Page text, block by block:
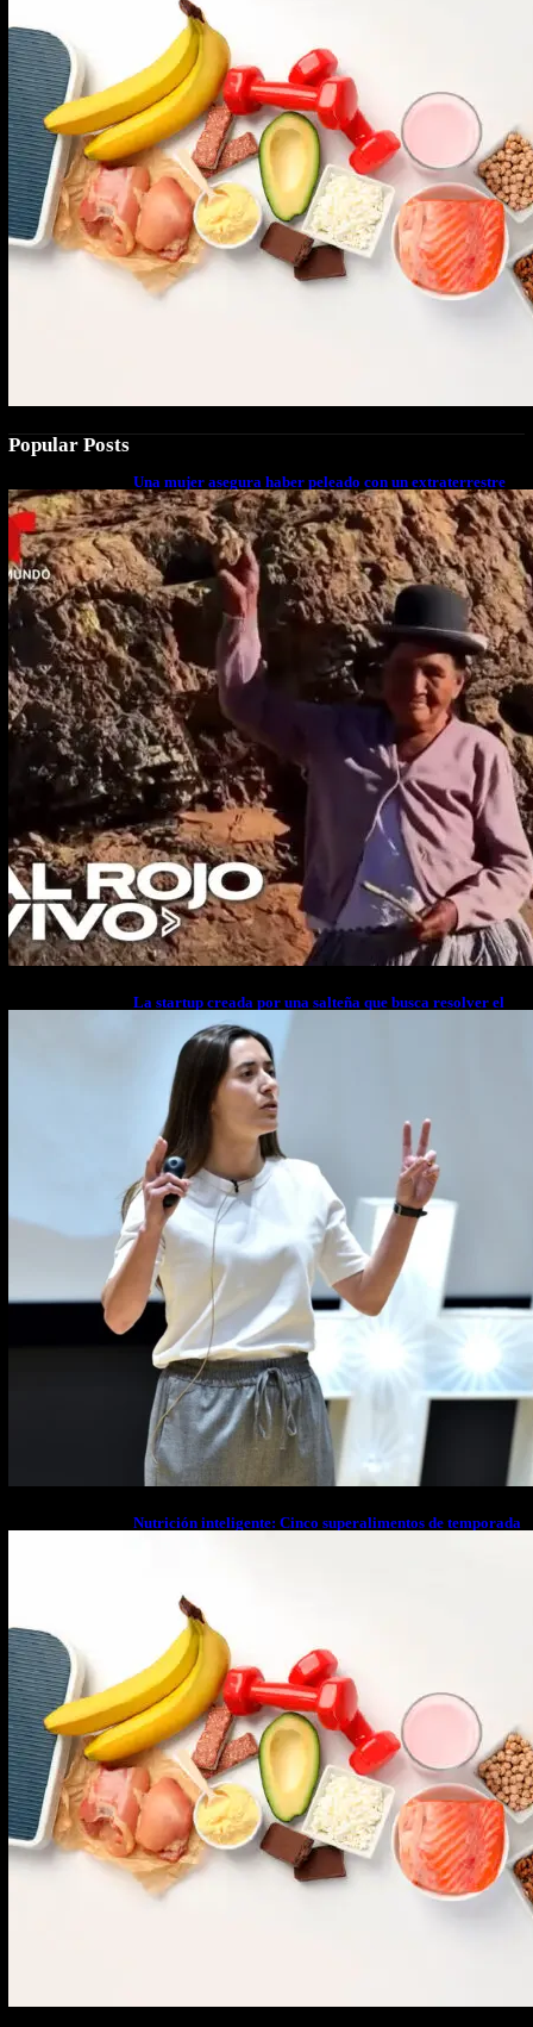
Popular Posts
Una mujer asegura haber peleado con un extraterrestre
cuerpo a cuerpo
La startup creada por una salteña que busca resolver el
estrés financiero en Latinoamérica
Nutrición inteligente: Cinco superalimentos de temporada